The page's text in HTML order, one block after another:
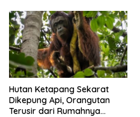
Hutan Ketapang Sekarat
Dikepung Api, Orangutan
Terusir dari Rumahnya